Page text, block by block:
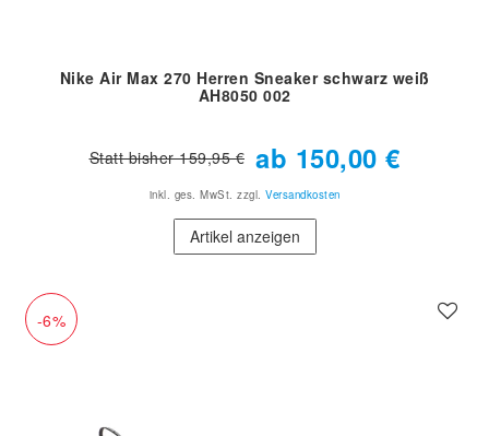
Nike Air Max 270 Herren Sneaker schwarz weiß
AH8050 002
Statt bisher 159,95 € ab 150,00 €
inkl. ges. MwSt. zzgl. Versandkosten
Artikel anzeigen
-6%